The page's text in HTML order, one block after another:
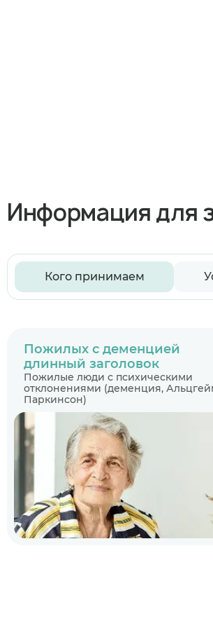
Информация для
Кого принимаем
Пожилых с деменцией
длинный заголовок
Пожилые люди с психическими
отклонениями (деменция,
Паркинсон)